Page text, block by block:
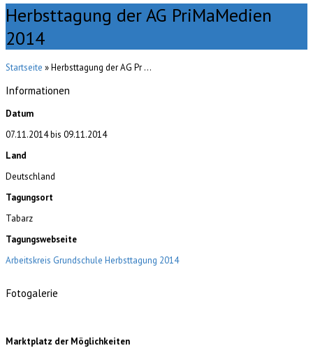
Herbsttagung der AG PriMaMedien
2014
Startseite » Herbsttagung der AG Pr ...
Informationen
Datum
07.11.2014bis 09.11.2014
Land
Deutschland
Tagungsort
Tabarz
Tagungswebseite
Arbeitskreis Grundschule Herbsttagung 2014
Fotogalerie
Marktplatz der Möglichkeiten